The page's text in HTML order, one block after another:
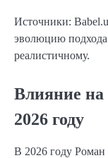
Источники:
эволюцию
реалистичному.
Влияние на
2026 году
В 2026 году Роман